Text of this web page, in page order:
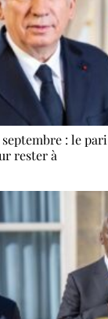
: le pari
rester à